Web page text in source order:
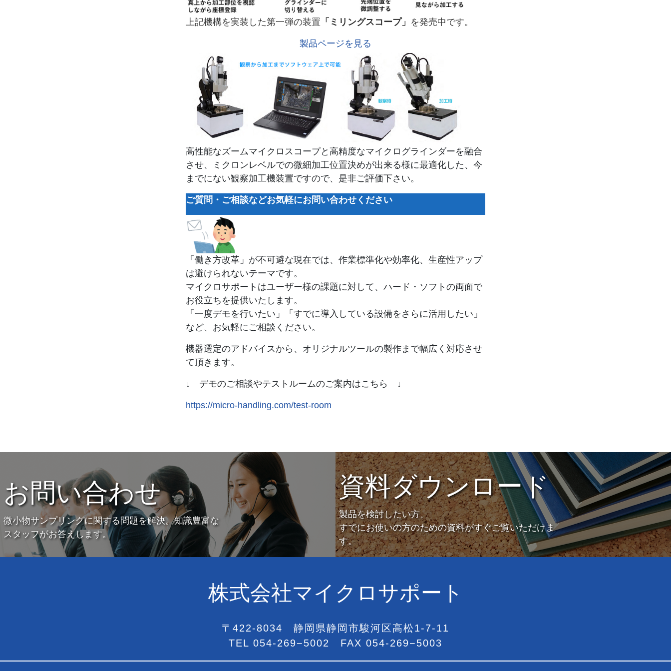
上記機構を実装した第一弾の装置 「ミリングスコープ」 を発売中です。
製品ページを見る
高性能なズームマイクロスコープと高精度なマイクログラインダーを融合
させ、ミクロンレベルでの微細加工位置決めが出来る様に最適化した、今
までにない観察加工機装置ですので、是非ご評価下さい。
ご質問・ご相談などお気軽にお問い合わせください
「働き方改革」が不可避な現在では、作業標準化や効率化、生産性アップ
は避けられないテーマです。
マイクロサポートはユーザー様の課題に対して、ハード・ソフトの両面で
お役立ちを提供いたします。
「一度デモを行いたい」「すでに導入している設備をさらに活用したい」
など、お気軽にご相談ください。
機器選定のアドバイスから、オリジナルツールの製作まで幅広く対応させ
て頂きます。
↓ デモのご相談やテストルームのご案内はこちら ↓
https://micro-handling.com/test-room
お問い合わせ
微小物サンプリングに関する問題を解決。知識豊富な
スタッフがお答えします。
資料ダウンロード
製品を検討したい方、
すでにお使いの方のための資料がすぐご覧いただけま
す。
株式会社マイクロサポート
〒422-8034 静岡県静岡市駿河区高松1-7-11
TEL 054-269−5002 FAX 054-269−5003